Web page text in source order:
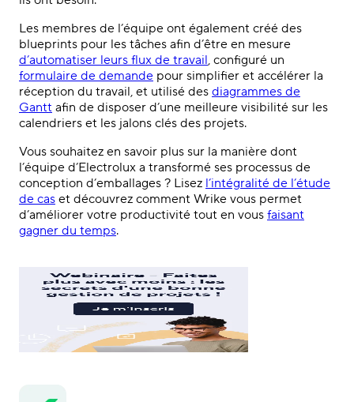
Les membres de l’équipe ont également créé des
blueprints pour les tâches afin d’être en mesure
d’automatiser leurs flux de travail, configuré un
formulaire de demande pour simplifier et accélérer la
réception du travail, et utilisé des diagrammes de
Gantt afin de disposer d’une meilleure visibilité sur les
calendriers et les jalons clés des projets.
Vous souhaitez en savoir plus sur la manière dont
l’équipe d’Electrolux a transformé ses processus de
conception d’emballages ? Lisez l’intégralité de l’étude
de cas et découvrez comment Wrike vous permet
d’améliorer votre productivité tout en vous faisant
gagner du temps.